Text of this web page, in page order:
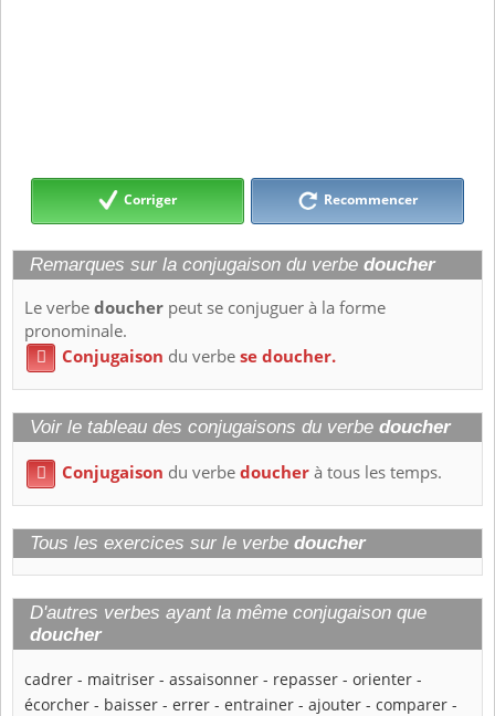
Corriger Recommencer
Remarques sur la conjugaison du verbe doucher
Le verbedoucher peut se conjuguer à la forme
pronominale.
 Conjugaison du verbese doucher.
Voir le tableau des conjugaisons du verbe doucher
 Conjugaison du verbedoucherà tous les temps.
Tous les exercices sur le verbe doucher
D'autres verbes ayant la même conjugaison que
doucher
cadrer - maitriser - assaisonner - repasser - orienter -
écorcher - baisser - errer - entrainer - ajouter - comparer -